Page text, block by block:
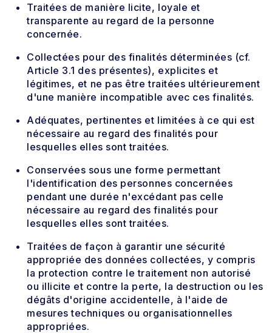
Traitées de manière licite, loyale et
transparente au regard de la personne
concernée.
Collectées pour des finalités déterminées (cf.
Article 3.1 des présentes), explicites et
légitimes, et ne pas être traitées ultérieurement
d'une manière incompatible avec ces finalités.
Adéquates, pertinentes et limitées à ce qui est
nécessaire au regard des finalités pour
lesquelles elles sont traitées.
Conservées sous une forme permettant
l'identification des personnes concernées
pendant une durée n'excédant pas celle
nécessaire au regard des finalités pour
lesquelles elles sont traitées.
Traitées de façon à garantir une sécurité
appropriée des données collectées, y compris
la protection contre le traitement non autorisé
ou illicite et contre la perte, la destruction ou les
dégâts d'origine accidentelle, à l'aide de
mesures techniques ou organisationnelles
appropriées.